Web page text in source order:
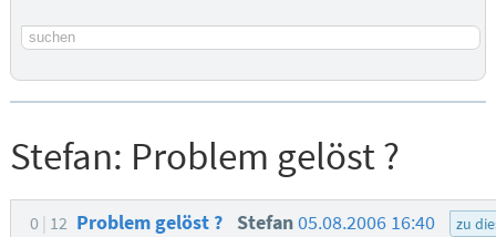
Suchbegriff
Stefan: Problem gelöst ?
0 12 Problem gelöst ? Stefan05.08.2006 16:40 zu